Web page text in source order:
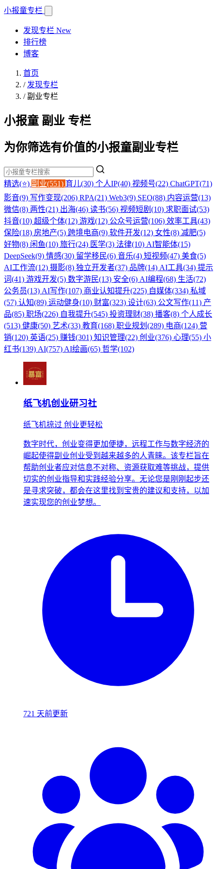
小报童专栏
发现专栏 New
排行榜
博客
首页
/ 发现专栏
/ 副业专栏
小报童 副业 专栏
为你筛选有价值的小报童副业专栏
精选(⭐) 副业(551) 育儿(30) 个人IP(40) 视频号(22) ChatGPT(71)
影音(9) 写作变现(206) RPA(21) Web3(9) SEO(88) 内容运营(13)
微信(8) 两性(21) 出海(46) 读书(56) 视频短剧(10) 求职面试(53)
抖音(10) 超级个体(12) 游戏(12) 公众号运营(106) 效率工具(43)
保险(18) 房地产(5) 跨境电商(9) 软件开发(12) 女性(8) 减肥(5)
好物(8) 闲鱼(10) 旅行(24) 医学(3) 法律(10) AI智能体(15)
DeepSeek(9) 情感(30) 留学移民(6) 音乐(4) 短视频(47) 美食(5)
AI工作流(12) 摄影(8) 独立开发者(37) 品牌(14) AI工具(34) 提示
词(41) 游戏开发(5) 数字游民(13) 安全(6) AI编程(68) 生活(72)
公务员(13) AI写作(107) 商业认知提升(225) 自媒体(334) 私域
(57) 认知(89) 运动健身(10) 财富(323) 设计(63) 公文写作(11) 产
品(85) 职场(226) 自我提升(545) 投资理财(38) 播客(8) 个人成长
(513) 健康(50) 艺术(33) 教育(168) 职业规划(289) 电商(124) 营
销(120) 英语(25) 赚钱(301) 知识管理(22) 创业(376) 心理(55) 小
红书(139) AI(757) AI绘画(65) 哲学(102)
纸飞机创业研习社
纸飞机掠过 创业更轻松
数字时代，创业变得更加便捷，远程工作与数字经济的
崛起使得副业创业受到越来越多的人青睐。该专栏旨在
帮助创业者应对信息不对称、资源获取难等挑战，提供
切实的创业指导和实践经验分享。无论您是刚刚起步还
是寻求突破，都会在这里找到宝贵的建议和支持，以加
速实现您的创业梦想。
721 天前更新